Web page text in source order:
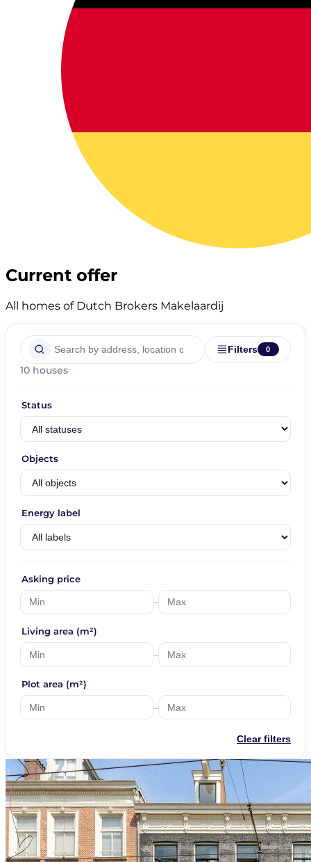
Current offer
All homes of Dutch Brokers Makelaardij
Filters 0
10 houses
Status
Objects
Energy label
Asking price
–
Living area (m²)
–
Plot area (m²)
–
Clear filters